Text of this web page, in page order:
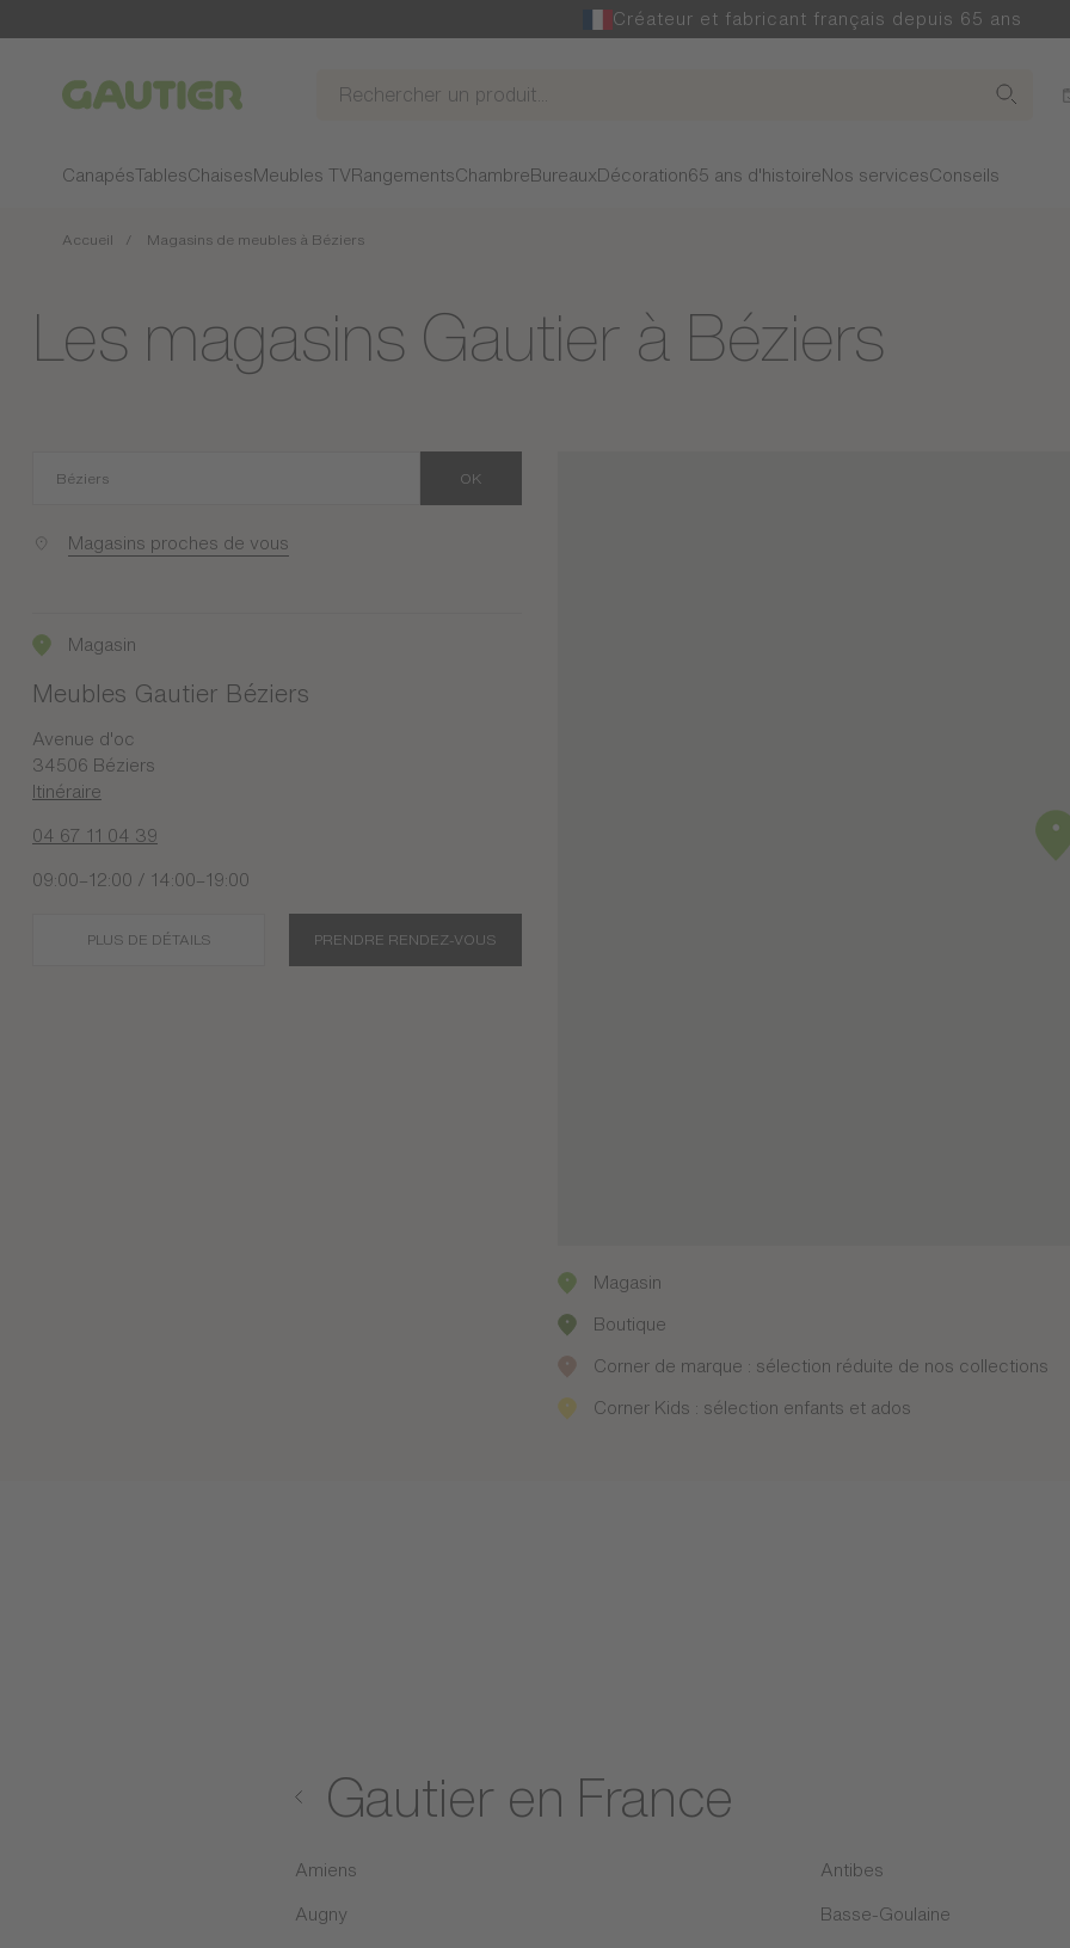
Créateur et fabricant français depuis 65 ans
Gautier
CanapésTablesChaises Meubles TV RangementsChambre Bureaux Décoration65 ans d'histoire Nos servicesConseils
Accueil Magasins de meubles à Béziers
Les magasins Gautier à Béziers
OK
Magasins proches de vous
Magasin
Meubles Gautier Béziers
Avenue d'oc
34506 Béziers
Itinéraire
04 67 11 04 39
09:00–12:00 / 14:00–19:00
PLUS DE DÉTAILS PRENDRE RENDEZ-VOUS
Magasin
Boutique
Corner de marque : sélection réduite de nos collections
Corner Kids : sélection enfants et ados
Gautier en France
Amiens Antibes
Augny Basse-Goulaine